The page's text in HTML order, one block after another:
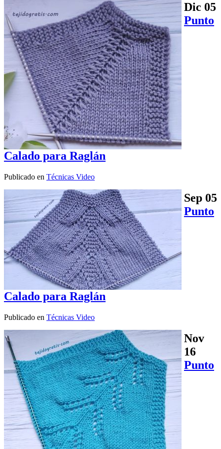
Dic 05
Punto
Calado para Raglán
Publicado en Técnicas Video
Sep 05
Punto
Calado para Raglán
Publicado en Técnicas Video
Nov
16
Punto